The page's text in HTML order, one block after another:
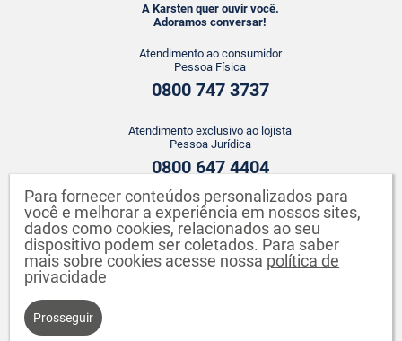
ATENDIMENTO WHATSAPP
+55 43 3142-2149
A Karsten quer ouvir você.
Adoramos conversar!
Atendimento ao consumidor
Pessoa Física
0800 747 3737
Atendimento exclusivo ao lojista
Pessoa Jurídica
0800 647 4404
Para fornecer conteúdos personalizados para
você e melhorar a experiência em nossos sites,
dados como cookies, relacionados ao seu
dispositivo podem ser coletados. Para saber
mais sobre cookies acesse nossa política de
privacidade
Prosseguir